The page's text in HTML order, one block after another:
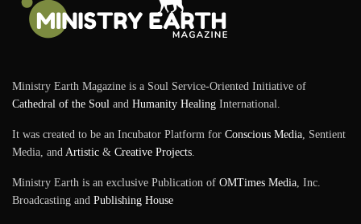
Ministry Earth Magazine is a Soul Service-Oriented Initiative of
Cathedral of the Soul andHumanity Healing International.
It was created to be an Incubator Platform forConscious Media, Sentient
Media, andArtistic &Creative Projects.
Ministry Earth is an exclusive Publication ofOMTimes Media, Inc.
Broadcasting andPublishing House